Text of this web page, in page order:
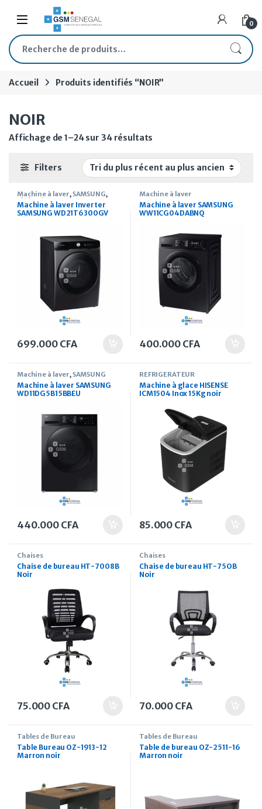
Skip to navigation
Skip to content
Open 0
Recherche pour :
Accueil Produits identifiés “NOIR”
NOIR
Affichage de 1–24 sur 34 résultats
Filters
Machine à laver, SAMSUNG,
Sèche Linge
Machine à laver Inverter
SAMSUNG WD21T6300GV
699.000 CFA
Machine à laver
Machine à laver SAMSUNG
WW11CG04DABNQ
400.000 CFA
Machine à laver,SAMSUNG
Machine à laver SAMSUNG
WD11DG5B15BBEU
440.000 CFA
REFRIGERATEUR
Machine à glace HISENSE
ICM1504 Inox 15Kg noir
85.000 CFA
Chaises
Chaise de bureau HT-7008B
Noir
75.000 CFA
Chaises
Chaise de bureau HT-75OB
Noir
70.000 CFA
Tables de Bureau
Table Bureau OZ-1913-12
Marron noir
Tables de Bureau
Table de bureau OZ-2511-16
Marron noir